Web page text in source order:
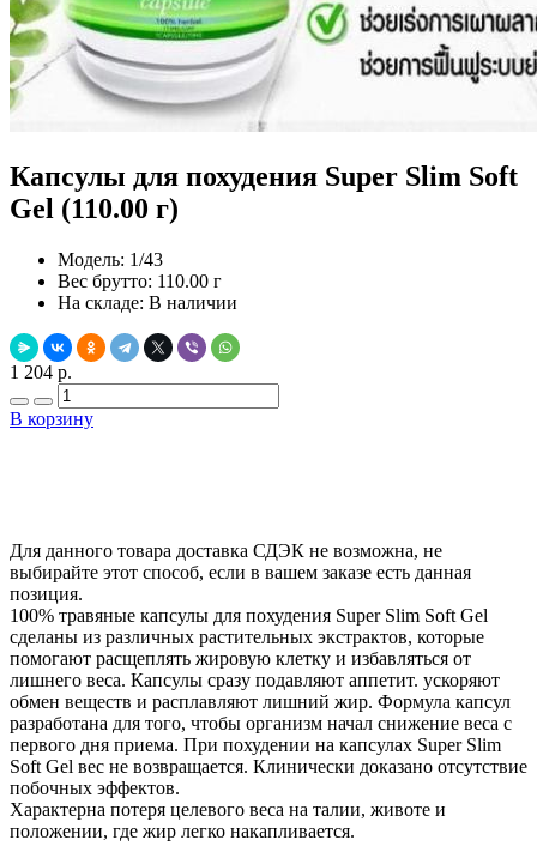
Капсулы для похудения Super Slim Soft
Gel (110.00 г)
Модель: 1/43
Вес брутто: 110.00 г
На складе: В наличии
1 204 р.
В корзину
Для данного товара доставка СДЭК не возможна, не
выбирайте этот способ, если в вашем заказе есть данная
позиция.
100% травяные капсулы для похудения Super Slim Soft Gel
сделаны из различных растительных экстрактов, которые
помогают расщеплять жировую клетку и избавляться от
лишнего веса. Капсулы сразу подавляют аппетит. ускоряют
обмен веществ и расплавляют лишний жир. Формула капсул
разработана для того, чтобы организм начал снижение веса с
первого дня приема. При похудении на капсулах Super Slim
Soft Gel вес не возвращается. Клинически доказано отсутствие
побочных эффектов.
Характерна потеря целевого веса на талии, животе и
положении, где жир легко накапливается.